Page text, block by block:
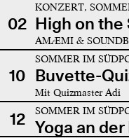
02
KONZERT,
High on the
AMÆMI &
10
SOMMER IM
Buvette-
Mit Quizmaster Adi
12 SOMMER IM
Yoga an